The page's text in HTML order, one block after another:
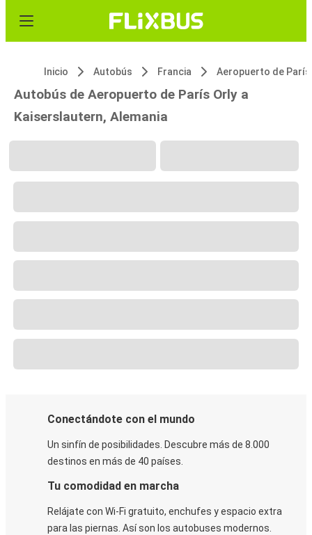
Inicio Autobús Francia
Autobús de Aeropuerto de París Orly a
Kaiserslautern, Alemania
Conectándote con el mundo
Un sinfín de posibilidades. Descubre más de 8.000
destinos en más de 40 países.
Tu comodidad en marcha
Relájate con Wi-Fi gratuito, enchufes y espacio extra
para las piernas. Así son los autobuses modernos.